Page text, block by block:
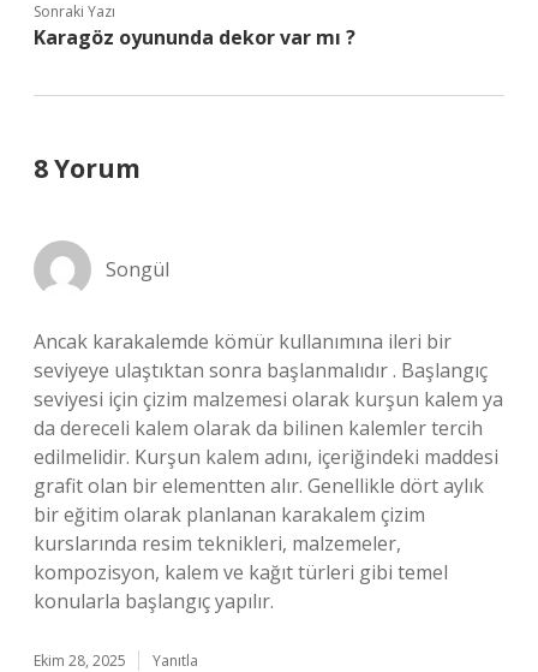
Sonraki Yazı
Karagöz oyununda dekor var mı ?
8 Yorum
Songül
Ancak karakalemde kömür kullanımına ileri bir
seviyeye ulaştıktan sonra başlanmalıdır . Başlangıç
seviyesi için çizim malzemesi olarak kurşun kalem ya
da dereceli kalem olarak da bilinen kalemler tercih
edilmelidir. Kurşun kalem adını, içeriğindeki maddesi
grafit olan bir elementten alır. Genellikle dört aylık
bir eğitim olarak planlanan karakalem çizim
kurslarında resim teknikleri, malzemeler,
kompozisyon, kalem ve kağıt türleri gibi temel
konularla başlangıç yapılır.
Ekim 28, 2025 Yanıtla